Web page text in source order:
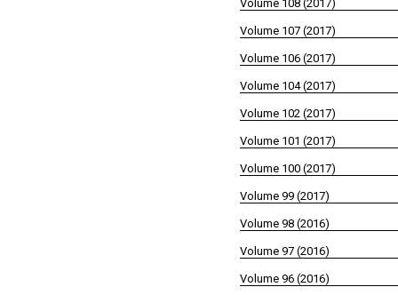
Volume 108 (2017)
Volume 107 (2017)
Volume 106 (2017)
Volume 104 (2017)
Volume 102 (2017)
Volume 101 (2017)
Volume 100 (2017)
Volume 99 (2017)
Volume 98 (2016)
Volume 97 (2016)
Volume 96 (2016)